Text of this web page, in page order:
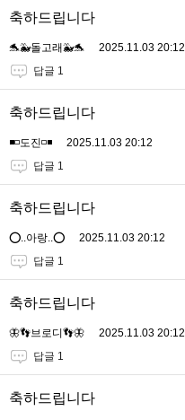
축하드립니다
🐬🐳돌고래🐳🐬
2025.11.03 20:12
답글 1
축하드립니다
◾️◽️도진◽️◾️
2025.11.03 20:12
답글 1
축하드립니다
⭕..아랑..⭕
2025.11.03 20:12
답글 1
축하드립니다
🦋👣브로디👣🦋
2025.11.03 20:12
답글 1
축하드립니다